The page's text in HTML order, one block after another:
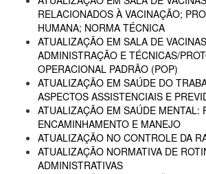
RELACIONADOS À VACINAÇÃO;
HUMANA; NORMA TÉCNICA
ATUALIZAÇÃO EM SALA DE
ADMINISTRAÇÃO E TÉCNICAS/
OPERACIONAL PADRÃO (POP)
ATUALIZAÇÃO EM SAÚDE DO
ASPECTOS ASSISTENCIAIS E
ATUALIZAÇÃO EM SAÚDE MENTAL:
ENCAMINHAMENTO E MANEJO
ATUALIZAÇÃO NO CONTROLE DA
ATUALIZAÇÃO NORMATIVA DE
ADMINISTRATIVAS